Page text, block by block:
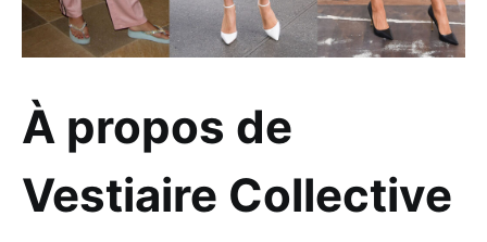
À propos de
Vestiaire Collective